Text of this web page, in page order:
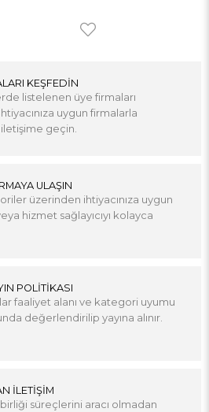
KEŞFEDİN
listelenen üye firmaları
uygun firmalarla
geçin.
ULAŞIN
üzerinden ihtiyacınıza uygun
hizmet sağlayıcıyı kolayca
POLİTİKASI
faaliyet alanı ve kategori uyumu
değerlendirilip yayına alınır.
İLETİŞİM
süreçlerini aracı olmadan